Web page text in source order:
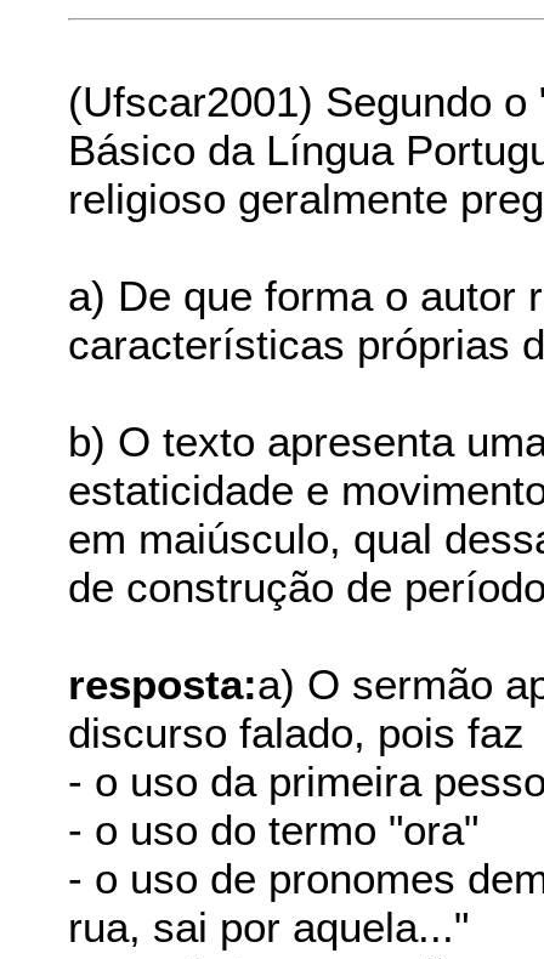
(Ufscar2001) Segundo
Básico da Língua
religioso geralmente
a) De que forma o autor
características próprias
b) O texto apresenta
estaticidade e
em maiúsculo, qual
de construção de
resposta:a) O sermão
discurso falado, pois faz
- o uso da primeira
- o uso do termo "ora"
- o uso de pronomes
rua, sai por aquela..."